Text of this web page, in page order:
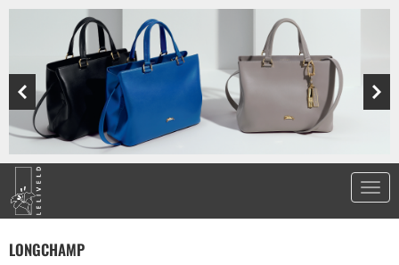
LONGCHAMP